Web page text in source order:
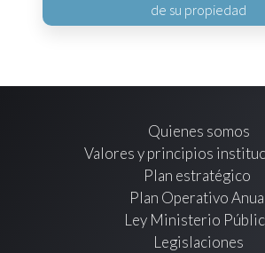
de su propiedad
Quienes somos
Valores y principios
Plan estratégico
Plan Operativo
Ley Ministerio
Legislaciones